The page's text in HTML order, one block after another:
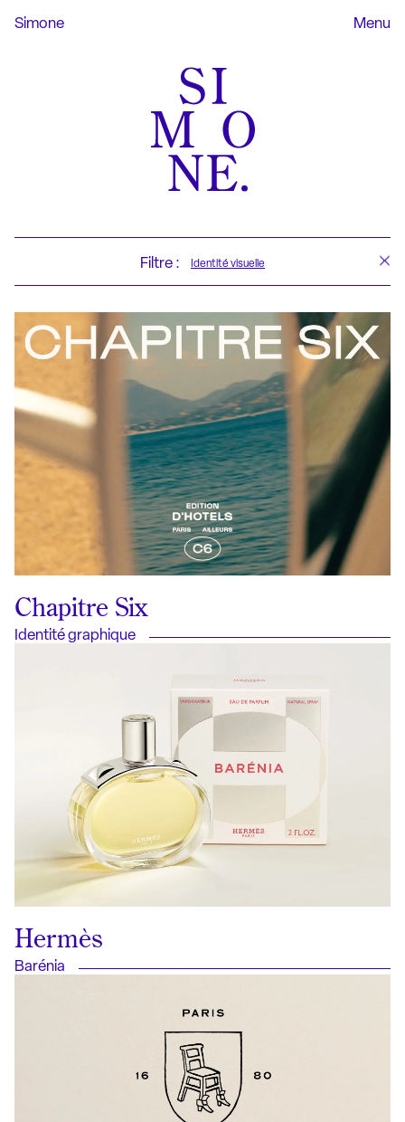
Simone Menu
Filtre : Identité visuelle
Chapitre Six
Identité graphique
Hermès
Barénia